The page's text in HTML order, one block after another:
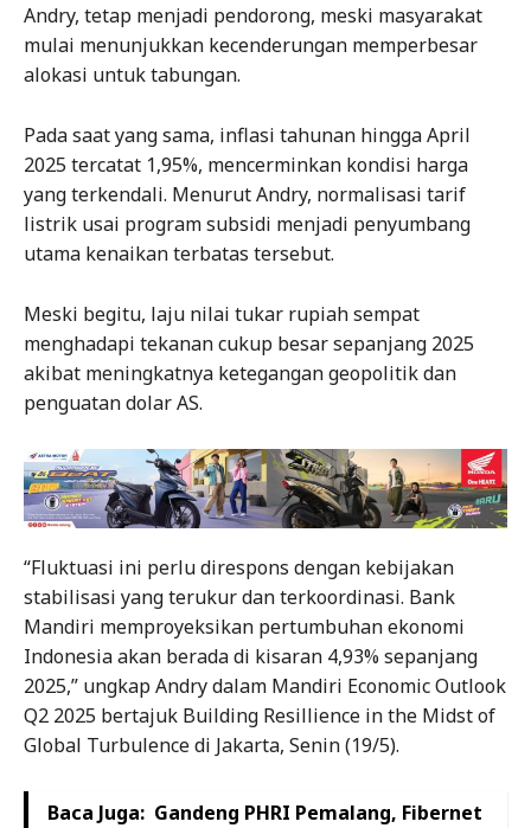
Andry, tetap menjadi pendorong, meski masyarakat
mulai menunjukkan kecenderungan memperbesar
alokasi untuk tabungan.
Pada saat yang sama, inflasi tahunan hingga April
2025 tercatat 1,95%, mencerminkan kondisi harga
yang terkendali. Menurut Andry, normalisasi tarif
listrik usai program subsidi menjadi penyumbang
utama kenaikan terbatas tersebut.
Meski begitu, laju nilai tukar rupiah sempat
menghadapi tekanan cukup besar sepanjang 2025
akibat meningkatnya ketegangan geopolitik dan
penguatan dolar AS.
“Fluktuasi ini perlu direspons dengan kebijakan
stabilisasi yang terukur dan terkoordinasi. Bank
Mandiri memproyeksikan pertumbuhan ekonomi
Indonesia akan berada di kisaran 4,93% sepanjang
2025,” ungkap Andry dalam Mandiri Economic Outlook
Q2 2025 bertajuk Building Resillience in the Midst of
Global Turbulence di Jakarta, Senin (19/5).
Baca Juga: Gandeng PHRI Pemalang, Fibernet